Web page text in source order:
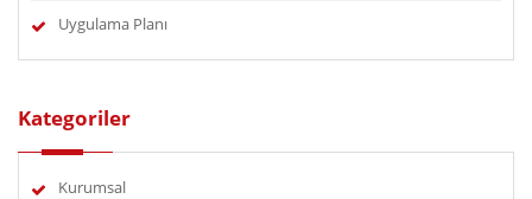
Uygulama Planı
Kategoriler
Kurumsal